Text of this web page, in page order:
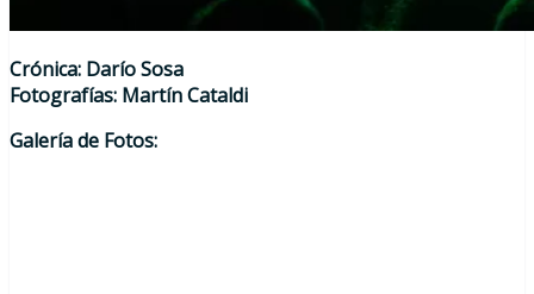
Crónica: Darío Sosa
Fotografías: Martín Cataldi
Galería de Fotos: